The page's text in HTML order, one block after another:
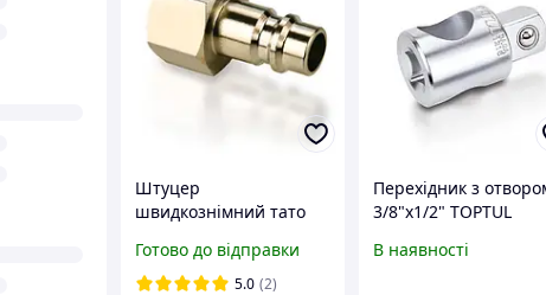
Штуцер
швидкознімний тато
TOPTUL KA20PF2E з
внутрішньою різьбою
Готово до відправки
5.0 (2)
Перехідник з
3/8"х1/2" TOPTUL
В наявності